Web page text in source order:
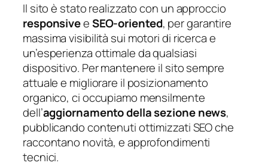
Il sito è stato realizzato con un approccio
responsiveeSEO-oriented, per garantire
massima visibilità sui motori di ricerca e
un’esperienza ottimale da qualsiasi
dispositivo. Per mantenere il sito sempre
attuale e migliorare il posizionamento
organico, ci occupiamo mensilmente
dell’aggiornamento della sezione news,
pubblicando contenuti ottimizzati SEO che
raccontano novità, e approfondimenti
tecnici.